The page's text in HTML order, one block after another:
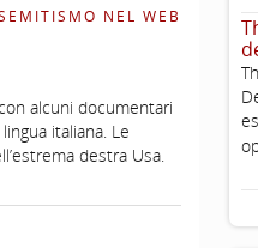
NEL WEB
alcuni documentari
italiana. Le
destra Usa.